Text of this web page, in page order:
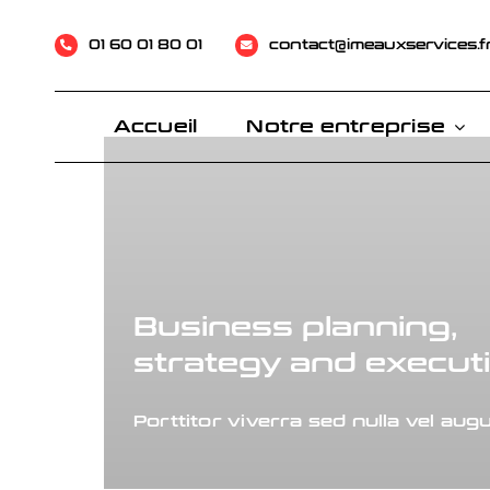
01 60 01 80 01
Accueil Notre entreprise
01 60 01 80 01
Accueil Notre entreprise
Business planning,
strategy and
Porttitor viverra sed nulla vel